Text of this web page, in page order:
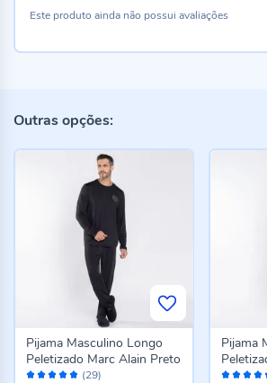
Este produto ainda não possui avaliações
Outras opções:
Avaliação: (29)
Pijama Masculino Longo
Peletizado Marc Alain Preto
Pijama